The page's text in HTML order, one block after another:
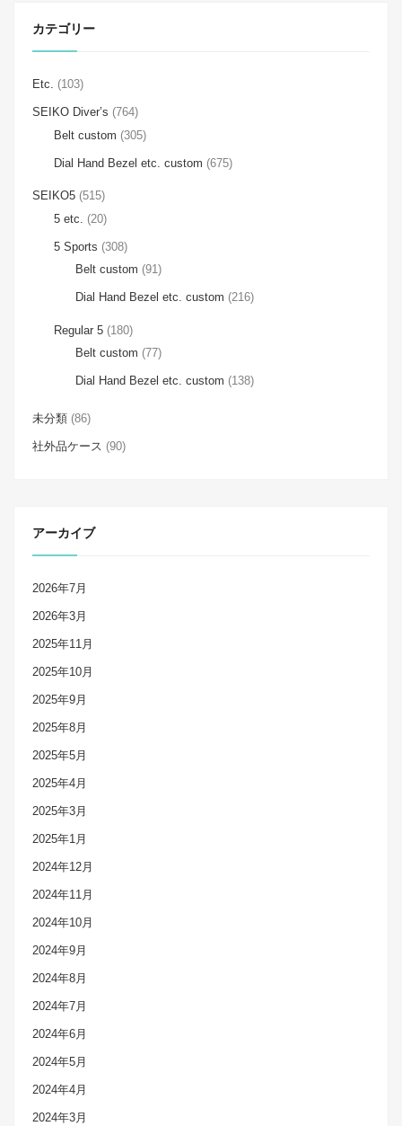
カテゴリー
Etc. (103)
SEIKO Diver’s (764)
Belt custom (305)
Dial Hand Bezel etc. custom (675)
SEIKO5 (515)
5 etc.
(20)
5 Sports (308)
Belt custom (91)
Dial Hand Bezel etc. custom (216)
Regular 5 (180)
Belt custom (77)
Dial Hand Bezel etc. custom (138)
未分類 (86)
社外品ケース (90)
アーカイブ
2026年7月
2026年3月
2025年11月
2025年10月
2025年9月
2025年8月
2025年5月
2025年4月
2025年3月
2025年1月
2024年12月
2024年11月
2024年10月
2024年9月
2024年8月
2024年7月
2024年6月
2024年5月
2024年4月
2024年3月